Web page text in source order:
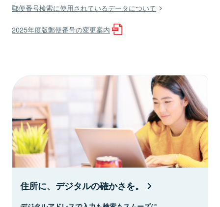
郵便番号検索に使用されているデータについて
2025年度版郵便番号の変更案内
住所に、デジタルの確かさを。